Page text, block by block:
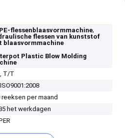
flessenblaasvormmachine,
flessen van kunststof
blaasvormmachine
Plastic Blow Molding
T/T
reeksen per maand
het werkdagen